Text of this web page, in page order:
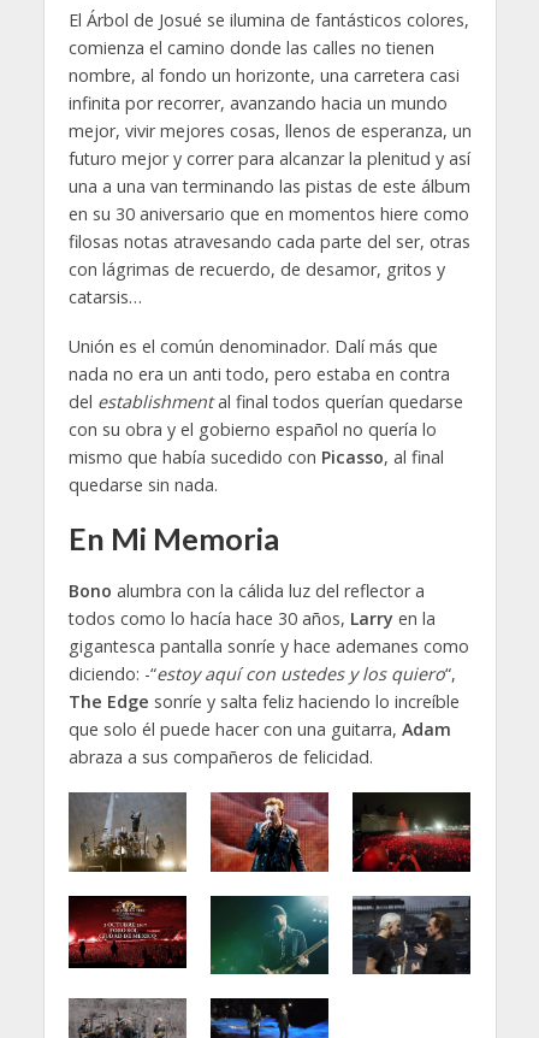
El Árbol de Josué se ilumina de fantásticos colores,
comienza el camino donde las calles no tienen
nombre, al fondo un horizonte, una carretera casi
infinita por recorrer, avanzando hacia un mundo
mejor, vivir mejores cosas, llenos de esperanza, un
futuro mejor y correr para alcanzar la plenitud y así
una a una van terminando las pistas de este álbum
en su 30 aniversario que en momentos hiere como
filosas notas atravesando cada parte del ser, otras
con lágrimas de recuerdo, de desamor, gritos y
catarsis…
Unión es el común denominador. Dalí más que
nada no era un anti todo, pero estaba en contra
del establishmental final todos querían quedarse
con su obra y el gobierno español no quería lo
mismo que había sucedido con Picasso, al final
quedarse sin nada.
En Mi Memoria
Bono alumbra con la cálida luz del reflector a
todos como lo hacía hace 30 años, Larryen la
gigantesca pantalla sonríe y hace ademanes como
diciendo: -“estoy aquí con ustedes y los quiero“,
The Edge sonríe y salta feliz haciendo lo increíble
que solo él puede hacer con una guitarra, Adam
abraza a sus compañeros de felicidad.